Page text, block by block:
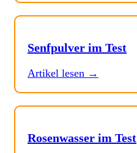
Senfpulver im Test
Artikel lesen →
Rosenwasser im Test